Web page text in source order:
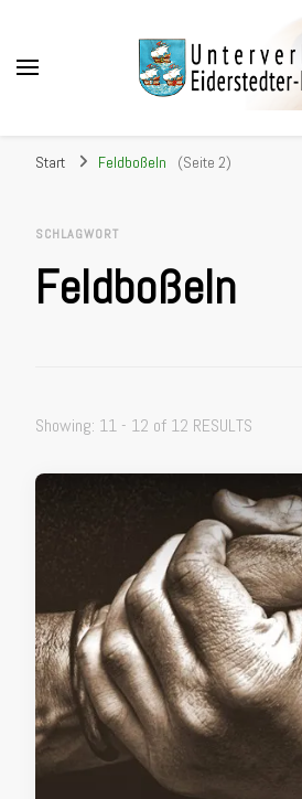
Boßler
Start Feldboßeln (Seite 2)
SCHLAGWORT
Feldboßeln
Showing: 11 - 12 of 12 RESULTS